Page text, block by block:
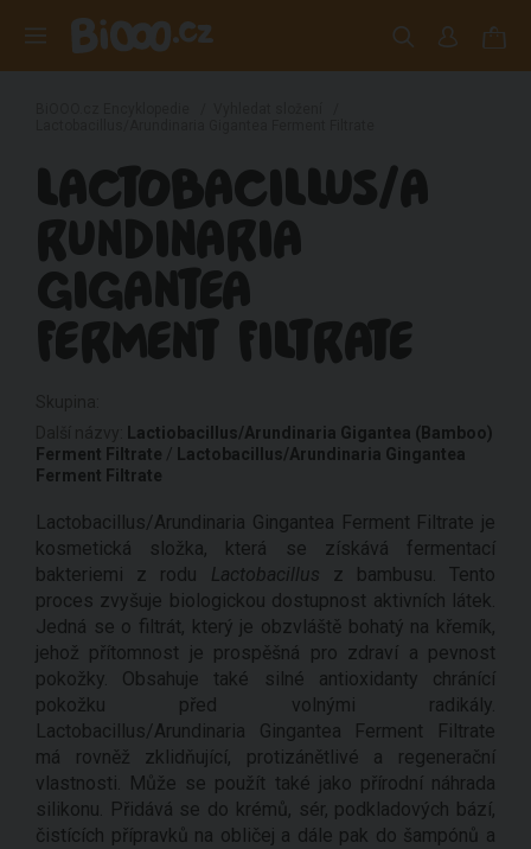
LACTOBACILLUS/A
RUNDINARIA
GIGANTEA
FERMENT FILTRATE
Lactiobacillus/Arundinaria Gigantea (Bamboo)
Ferment Filtrate /
Lactobacillus/Arundinaria Gingantea
Ferment Filtrate
Lactobacillus/Arundinaria Gingantea Ferment Filtrate je
kosmetická složka, která se získává fermentací
bakteriemi z rodu Lactobacillus z bambusu. Tento
proces zvyšuje biologickou dostupnost aktivních látek.
Jedná se o filtrát, který je obzvláště bohatý na křemík,
jehož přítomnost je prospěšná pro zdraví a pevnost
pokožky. Obsahuje také silné antioxidanty chránící
pokožku před volnými radikály.
Lactobacillus/Arundinaria Gingantea Ferment Filtrate
má rovněž zklidňující, protizánětlivé a regenerační
vlastnosti. Může se použít také jako přírodní náhrada
silikonu. Přidává se do krémů, sér, podkladových bází,
čistících přípravků na obličej a dále pak do šampónů a